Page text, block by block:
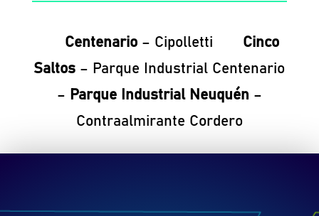
Centenario – Cipolletti
Cinco
Saltos – Parque Industrial Centenario
– Parque Industrial Neuquén –
Contraalmirante Cordero